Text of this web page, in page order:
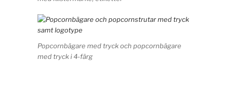
Popcornbägare med tryck och popcornbägare
med tryck i 4-färg